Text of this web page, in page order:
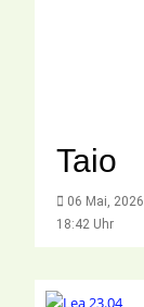
Taio
06 Mai, 2026
18:42 Uhr